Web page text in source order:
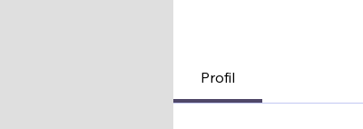
Profil